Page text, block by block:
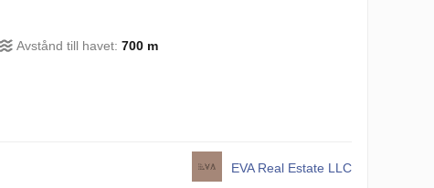
Avstånd till havet: 700 m
EVA Real Estate LLC